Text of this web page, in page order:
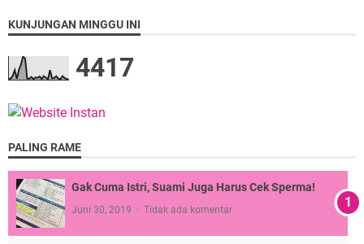
KUNJUNGAN MINGGU INI
4417
PALING RAME
Gak Cuma Istri, Suami Juga Harus Cek Sperma!
Juni 30, 2019 Tidak ada komentar